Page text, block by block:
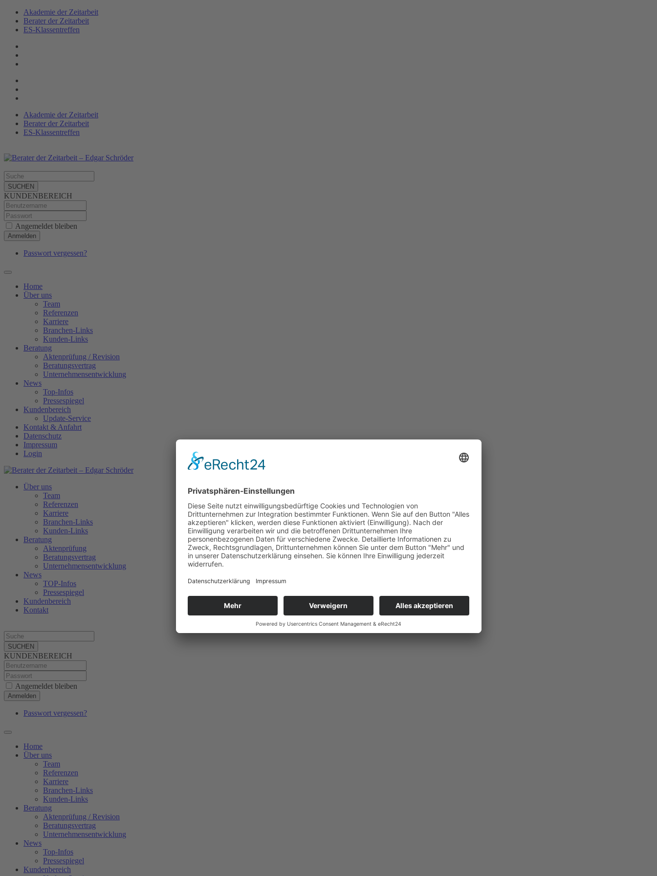
Akademie der Zeitarbeit
Berater der Zeitarbeit
ES-Klassen­treffen
Akademie der Zeitarbeit
Berater der Zeitarbeit
ES-Klassentreffen
SUCHEN
KUNDENBEREICH
Angemeldet bleiben
Anmelden
Passwort vergessen?
Home
Über uns
Team
Referenzen
Karriere
Branchen-Links
Kunden-Links
Beratung
Aktenprüfung / Revision
Beratungsvertrag
Unternehmensentwicklung
News
Top-Infos
Pressespiegel
Kundenbereich
Update-Service
Kontakt & Anfahrt
Datenschutz
Impressum
Login
Über uns
Team
Referenzen
Karriere
Branchen-Links
Kunden-Links
Beratung
Aktenprüfung
Beratungsvertrag
Unternehmensentwicklung
News
TOP-Infos
Pressespiegel
Kundenbereich
Kontakt
SUCHEN
KUNDENBEREICH
Angemeldet bleiben
Anmelden
Passwort vergessen?
Home
Über uns
Team
Referenzen
Karriere
Branchen-Links
Kunden-Links
Beratung
Aktenprüfung / Revision
Beratungsvertrag
Unternehmensentwicklung
News
Top-Infos
Pressespiegel
Kundenbereich